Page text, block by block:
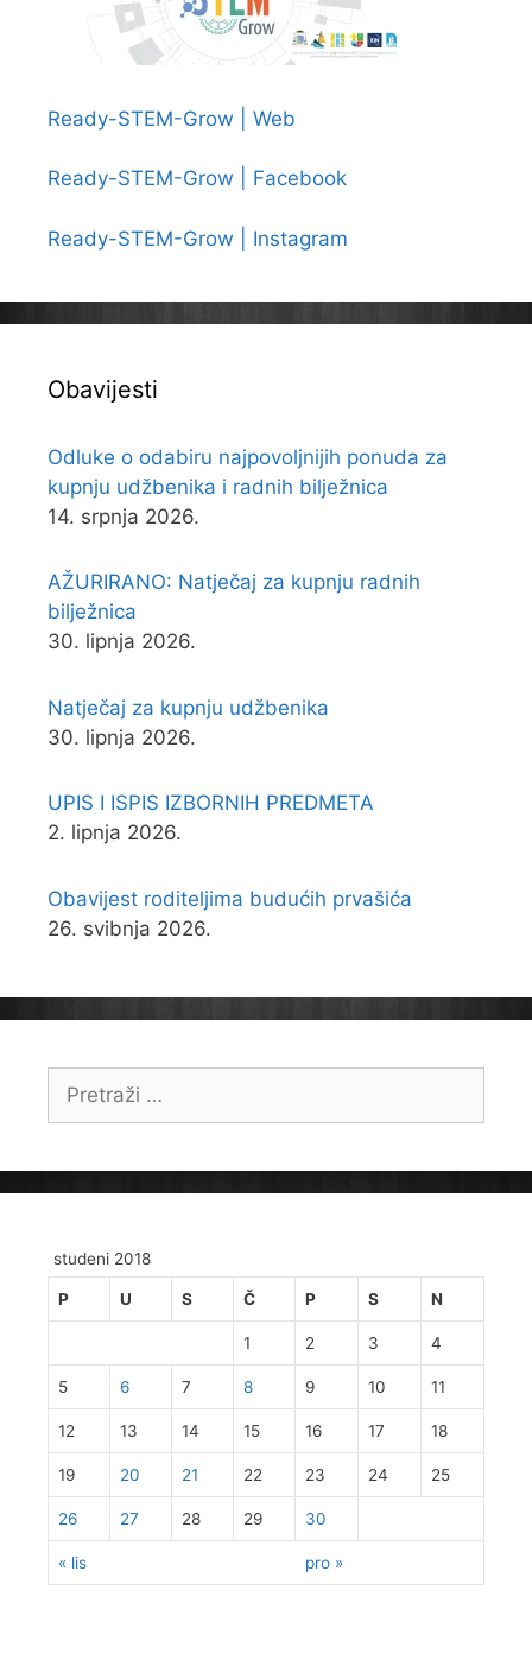
Ready-STEM-Grow | Web
Ready-STEM-Grow | Facebook
Ready-STEM-Grow | Instagram
Obavijesti
Odluke o odabiru najpovoljnijih ponuda za
kupnju udžbenika i radnih bilježnica
14. srpnja 2026.
AŽURIRANO: Natječaj za kupnju radnih
bilježnica
30. lipnja 2026.
Natječaj za kupnju udžbenika
30. lipnja 2026.
UPIS I ISPIS IZBORNIH PREDMETA
2. lipnja 2026.
Obavijest roditeljima budućih prvašića
26. svibnja 2026.
studeni 2018
P U S Č P S N
« lis pro »
1 2 3 4
5 6 7 8 9 10 11
12 13 14 15 16 17 18
19 20 21 22 23 24 25
26 27 28 29 30